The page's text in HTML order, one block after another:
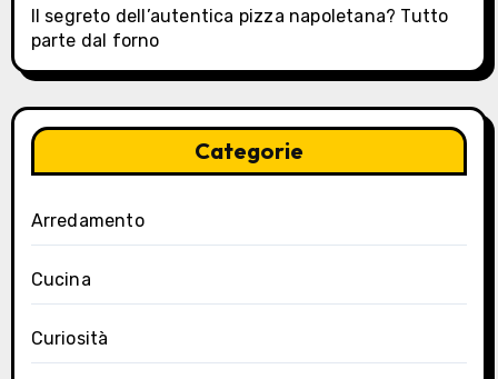
Il segreto dell’autentica pizza napoletana? Tutto
parte dal forno
Categorie
Arredamento
Cucina
Curiosità